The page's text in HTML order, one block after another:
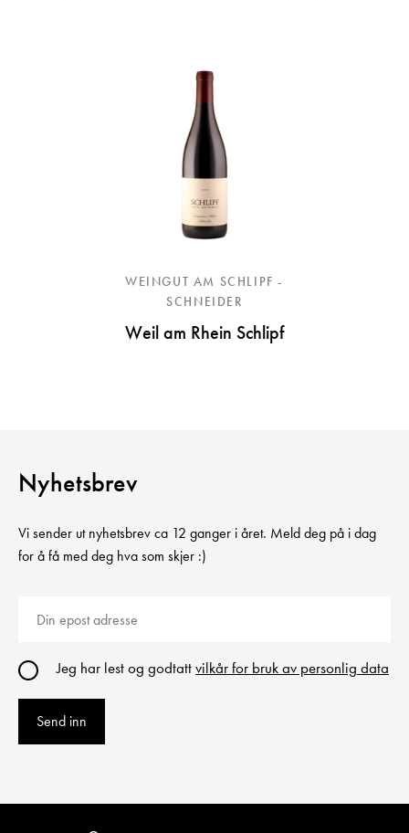
WEINGUT AM SCHLIPF -
SCHNEIDER
Weil am Rhein Schlipf
Nyhetsbrev
Vi sender ut nyhetsbrev ca 12 ganger i året. Meld deg på i dag
for å få med deg hva som skjer :)
Jeg har lest og godtattvilkår for bruk av personlig data
Send inn